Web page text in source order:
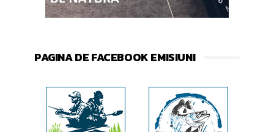
PAGINA DE FACEBOOK EMISIUNI